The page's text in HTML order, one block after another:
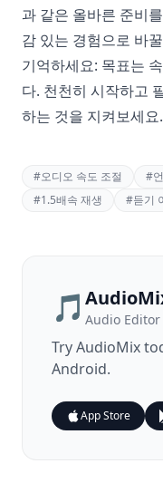
과 같은 올바른 준비
감 있는 경험으로 바
기억하세요: 목표는
다. 천천히 시작하고
하는 것을 지켜보세
#오디오 속도 조절 #
#1.5배속 재생 #듣기
🎵 Audio Editor
TryAudioMix
Android.
App Store